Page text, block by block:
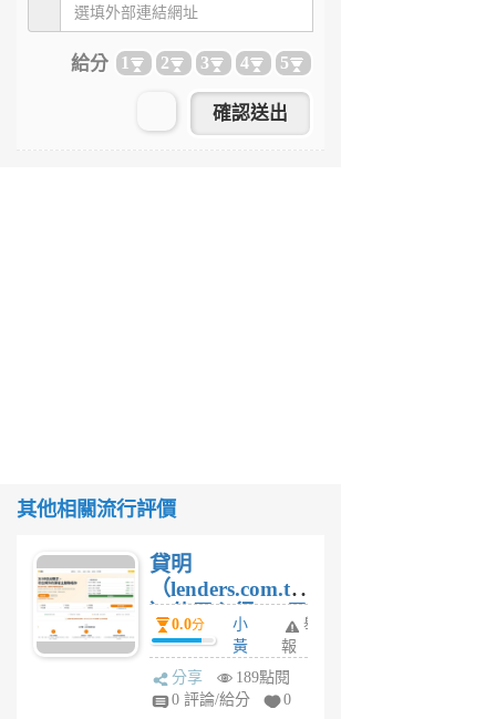
給分 1 2 3 4 5
其他相關流行評價
貸明
（lenders.com.tw
）使用心得 — 民
間貸款比較平台
體驗
0.0分
小
黃
蜂
4
舉
報
分享
189點閱
0 評論/給分
0